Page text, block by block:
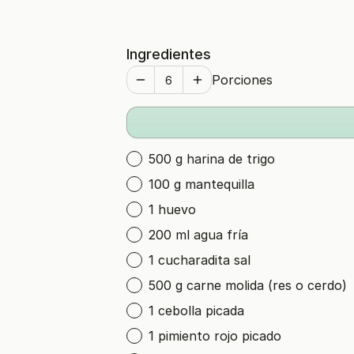
Ingredientes
Porciones
500 g harina de trigo
100 g mantequilla
1 huevo
200 ml agua fría
1 cucharadita sal
500 g carne molida (res o cerdo)
1 cebolla picada
1 pimiento rojo picado